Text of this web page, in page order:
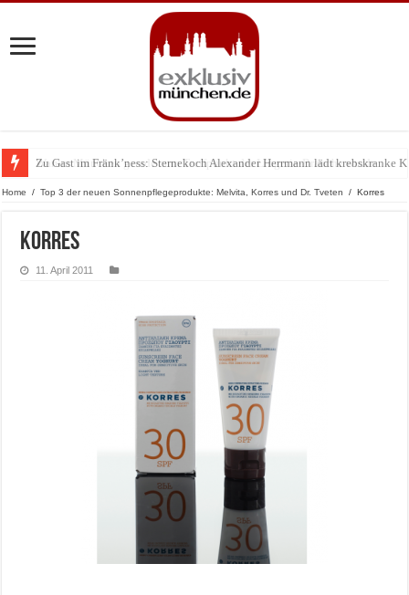
Zu Gast im Fränk’ness: Sternekoch Alexander Herrmann lädt krebskranke
Warum München gerade zum Treffpunkt der Lingerie-Branche wurde
Home / Top 3 der neuen Sonnenpflegeprodukte: Melvita, Korres und Dr. Tveten / Korres
Korres
11. April 2011